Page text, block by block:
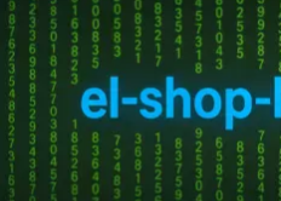
Подписки на Я+
✅ДЛЯ ВСЕХ АККАУНТОВ НА
И ДЛЯ ПРОДЛЕНИЯ ПОДПИСКИ
МОЖЕТ ЯВЛЯТЬСЯ
БЫСТРАЯ ДОСТАВКА! 🔥
ДЕЙСТВУЮЩЕЙ ПОДПИСКОЙ 🛡